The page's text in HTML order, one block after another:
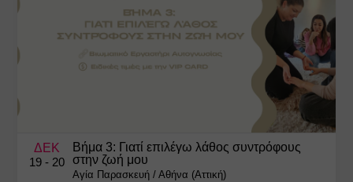
ΔΕΚ
19 - 20
Βήμα 3: Γιατί επιλέγω λάθος συντρόφους
στην ζωή μου
Αγία Παρασκευή /Αθήνα (Αττική)